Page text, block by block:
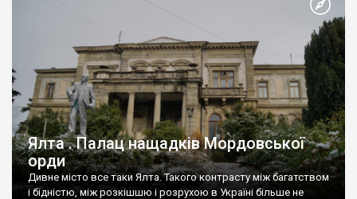
Ялта . Палац нащадків Мордовської
орди
Дивне місто все таки Ялта. Такого контрасту між багатством
і бідністю, між розкішшю і розрухою в Україні більше не